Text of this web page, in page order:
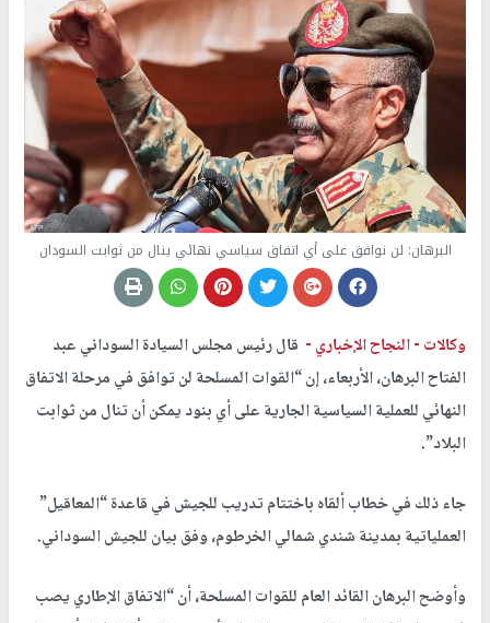
البرهان: لن نوافق على أي اتفاق سياسي نهائي ينال من ثوابت السودان
وكالات -النجاح الإخباري - قال رئيس مجلس السيادة السوداني عبد
الفتاح البرهان، الأربعاء، إن “القوات المسلحة لن توافق في مرحلة الاتفاق
النهائي للعملية السياسية الجارية على أي بنود يمكن أن تنال من ثوابت
البلاد”.
جاء ذلك في خطاب ألقاه باختتام تدريب للجيش في قاعدة “المعاقيل”
العملياتية بمدينة شندي شمالي الخرطوم، وفق بيان للجيش السوداني.
وأوضح البرهان القائد العام للقوات المسلحة، أن “الاتفاق الإطاري يصب